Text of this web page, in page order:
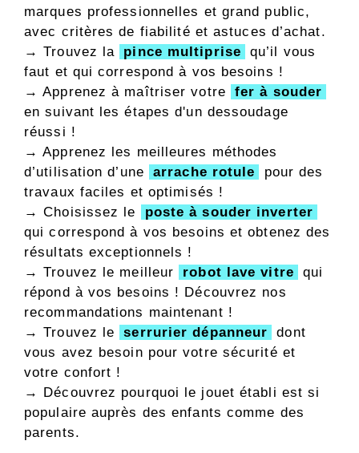
marques professionnelles et grand public,
avec critères de fiabilité et astuces d’achat.
→ Trouvez la
pince multiprise
qu’il vous
faut et qui correspond à vos besoins !
→ Apprenez à maîtriser votre
fer à souder
en suivant les étapes d'un dessoudage
réussi !
→ Apprenez les meilleures méthodes
d’utilisation d’une
arrache rotule
pour des
travaux faciles et optimisés !
→ Choisissez le
poste à souder inverter
qui correspond à vos besoins et obtenez des
résultats exceptionnels !
→ Trouvez le meilleur
robot lave vitre
qui
répond à vos besoins ! Découvrez nos
recommandations maintenant !
→ Trouvez le
serrurier dépanneur
dont
vous avez besoin pour votre sécurité et
votre confort !
→ Découvrez pourquoi le jouet établi est si
populaire auprès des enfants comme des
parents.